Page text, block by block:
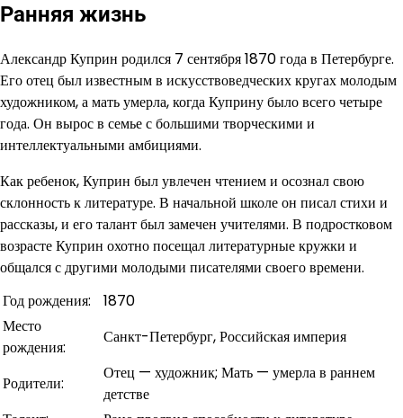
Ранняя жизнь
Александр Куприн родился 7 сентября 1870 года в Петербурге.
Его отец был известным в искусствоведческих кругах молодым
художником, а мать умерла, когда Куприну было всего четыре
года. Он вырос в семье с большими творческими и
интеллектуальными амбициями.
Как ребенок, Куприн был увлечен чтением и осознал свою
склонность к литературе. В начальной школе он писал стихи и
рассказы, и его талант был замечен учителями. В подростковом
возрасте Куприн охотно посещал литературные кружки и
общался с другими молодыми писателями своего времени.
Год рождения:
1870
Место
рождения:
Санкт-Петербург, Российская империя
Родители:
Отец — художник; Мать — умерла в раннем
детстве